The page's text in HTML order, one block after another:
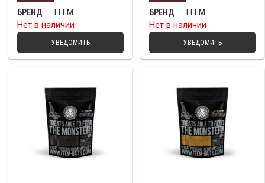
БРЕНД
FFEM
Нет в наличии
УВЕДОМИТЬ
БРЕНД
FFEM
Нет в наличии
УВЕДОМИТЬ